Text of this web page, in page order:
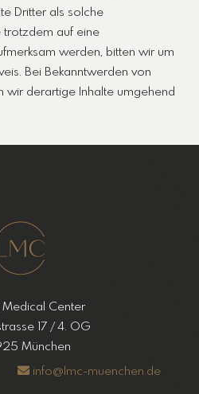
Dritter als solche
trotzdem auf eine
werden, bitten wir um
Bei Bekanntwerden von
wir derartige Inhalte umgehend
Medical Center
17 / 4. OG
München
info@lmc-muenchen.de